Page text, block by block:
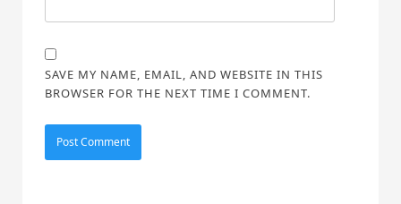
SAVE MY NAME, EMAIL, AND WEBSITE IN THIS
BROWSER FOR THE NEXT TIME I COMMENT.